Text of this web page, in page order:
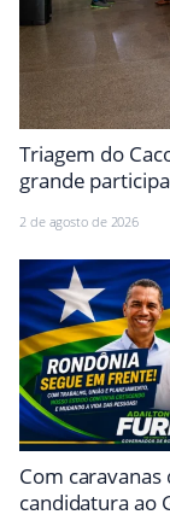
Triagem do
grande
2 de agosto de 2026
Com caravanas
candidatura ao